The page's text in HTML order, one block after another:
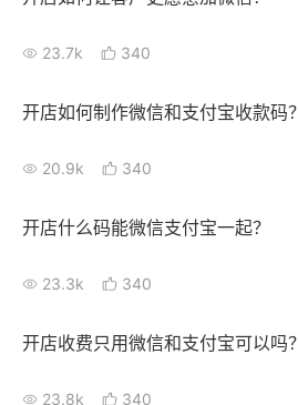
23.7k 340
开店如何制作微信和支付宝收款码？
20.9k 340
开店什么码能微信支付宝一起？
23.3k 340
开店收费只用微信和支付宝可以吗？
23.8k 340